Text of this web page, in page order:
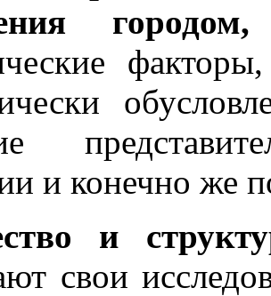
и конечно же
и
свои